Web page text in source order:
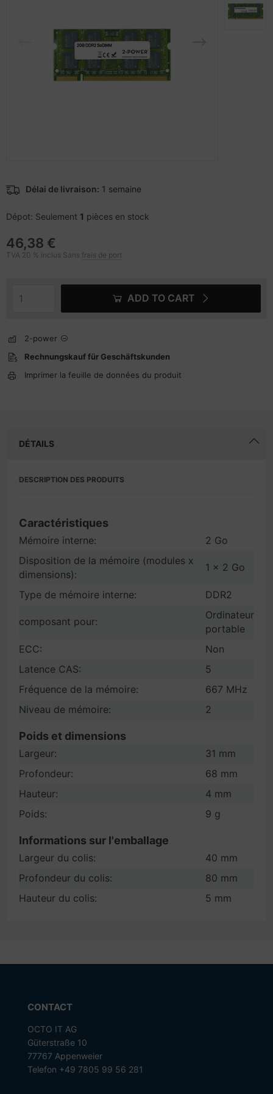
Délai de livraison: 1 semaine
Dépot: Seulement 1 pièces en stock
46,38 €
TVA 20 % inclus Sans frais de port
ADD TO CART
2-power
Rechnungskauf für Geschäftskunden
Imprimer la feuille de données du produit
DÉTAILS
DESCRIPTION DES PRODUITS
Caractéristiques
Mémoire interne:
2 Go
Disposition de la mémoire (modules x
dimensions):
1 x 2 Go
Type de mémoire interne: DDR2
composant pour:
Ordinateur
portable
ECC:
Non
Latence CAS:
5
Fréquence de la mémoire:
667 MHz
Niveau de mémoire:
2
Poids et dimensions
Largeur:
31 mm
Profondeur:
68 mm
Hauteur:
4 mm
Poids:
9 g
Informations sur l'emballage
Largeur du colis:
40 mm
Profondeur du colis:
80 mm
Hauteur du colis:
5 mm
CONTACT
OCTO IT AG
Güterstraße 10
77767 Appenweier
Telefon +49 7805 99 56 281
pour vidéoprojecteurs
portables et dispositifs de
Zubehör
d'affichage